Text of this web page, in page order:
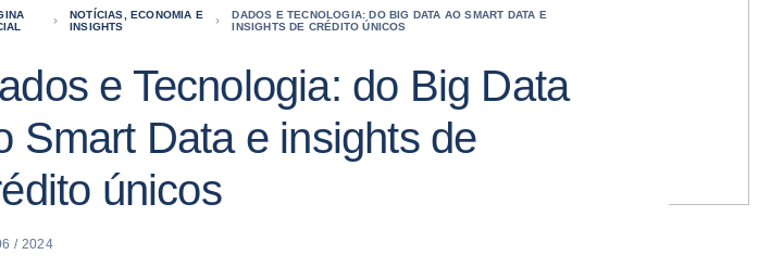
NOTÍCIAS, ECONOMIA E
INSIGHTS
DADOS E TECNOLOGIA: DO BIG DATA AO SMART DATA E
INSIGHTS DE CRÉDITO ÚNICOS
e Tecnologia: do Big Data
Smart Data e insights de
únicos
/ 2024